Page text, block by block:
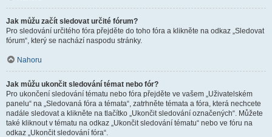
Jak můžu začít sledovat určité fórum?
Pro sledování určitého fóra přejděte do toho fóra a klikněte na odkaz „Sledovat
fórum“, který se nachází naspodu stránky.
Nahoru
Jak můžu ukončit sledování témat nebo fór?
Pro ukončení sledování tématu nebo fóra přejděte ve vašem „Uživatelském
panelu“ na „Sledovaná fóra a témata“, zatrhněte témata a fóra, která nechcete
nadále sledovat a klikněte na tlačítko „Ukončit sledování označených“. Můžete
také kliknout v tématu na odkaz „Ukončit sledování tématu“ nebo ve fóru na
odkaz „Ukončit sledování fóra“.